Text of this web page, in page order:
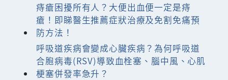
痔瘡困擾所有人？大便出血便一定是痔
瘡！即睇醫生推薦症狀治療及免割免痛預
防方法！
呼吸道疾病會變成心臟疾病？為何呼吸道
合胞病毒(RSV)導致血栓塞、腦中風、心肌
梗塞併發率急升？